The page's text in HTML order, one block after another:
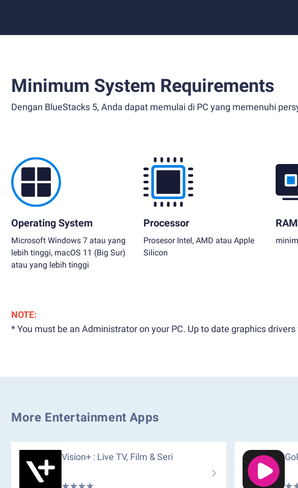
Minimum System Requirements
Dengan BlueStacks 5, Anda dapat memulai di PC yang memenuhi
Operating System
Microsoft Windows 7 atau yang
lebih tinggi, macOS 11 (Big Sur)
atau yang lebih tinggi
Processor
Prosesor Intel, AMD atau Apple
Silicon
RAM
NOTE:
* You must be an Administrator on your PC. Up to date graphics
More Entertainment Apps
Vision+ : Live TV, Film & Seri